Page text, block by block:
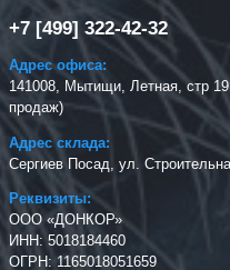
+7 [499] 322-42-32
Адрес офиса:
141008, Мытищи, Летная, стр
продаж)
Адрес склада:
Сергиев Посад, ул.
Реквизиты:
ООО «ДОНКОР»
ИНН: 5018184460
ОГРН: 1165018051659